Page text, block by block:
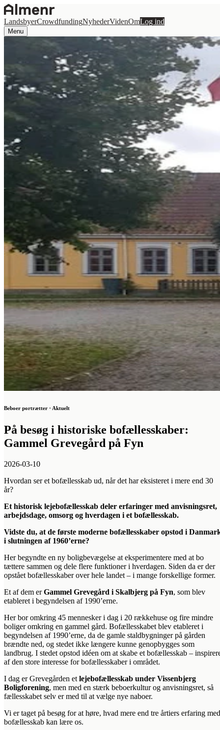
LandsbyerCrowdfundingNyhederVidenOmLog ind
Menu
Beboer portrætter · Aktuelt
På besøg i historiske bofællesskaber:
Gammel Grevegård på Fyn
2026-03-10
Hvordan ser et bofællesskab ud, når det har eksisteret i mere end 30
år?
Et historisk lejebofællesskab deler erfaringer med anvisningsret,
arbejdsdage, omsorg og hverdagen i et bofællesskab.
Vidste du, at de første moderne bofællesskaber opstod i
i slutningen af 1960’erne?
Her begyndte en ny boligbevægelse at eksperimentere med at bo
tættere sammen og dele flere funktioner i hverdagen. Siden da er der
opstået bofællesskaber over hele landet – i mange forskellige former.
Et af dem erGammel Grevegård i Skalbjerg på Fyn, som blev
etableret i begyndelsen af 1990’erne.
Her bor omkring 45 mennesker i dag i 20 rækkehuse og fire mindre
boliger omkring en gammel gård. Bofællesskabet blev etableret i
begyndelsen af 1990’erne, da de gamle staldbygninger på gården
brændte ned, og stedet ikke længere kunne genopbygges som
landbrug. I stedet opstod idéen om at skabe et bofællesskab –
af den store interesse for bofællesskaber i området.
I dag er Grevegården et lejebofællesskab under Vissenbjerg
Boligforening, men med en stærk beboerkultur og anvisningsret, så
fællesskabet selv er med til at vælge nye naboer.
Vi er taget på besøg for at høre, hvad mere end tre årtiers erfaring med
bofællesskab kan lære os.